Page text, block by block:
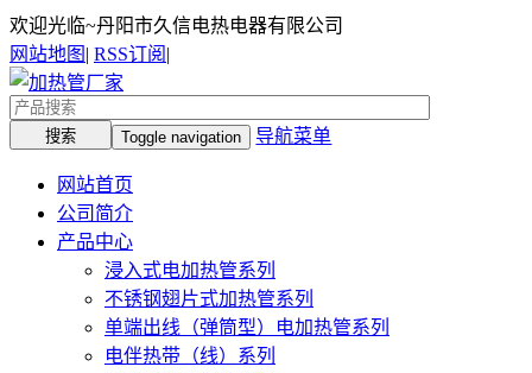
欢迎光临~丹阳市久信电热电器有限公司
网站地图 | RSS订阅 |
Toggle navigation 导航菜单
网站首页
公司简介
产品中心
浸入式电加热管系列
不锈钢翅片式加热管系列
单端出线（弹筒型）电加热管系列
电伴热带（线）系列